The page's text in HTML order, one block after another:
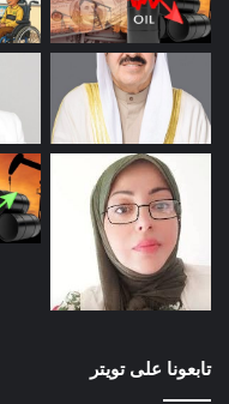
تابعونا على تويتر